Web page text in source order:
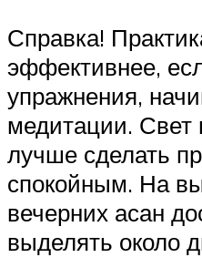
Справка!
эффективнее,
упражнения,
медитации.
лучше сделать
спокойным. На
вечерних асан
выделять около